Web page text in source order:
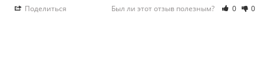
Поделиться Был ли этот отзыв полезным? 0 0